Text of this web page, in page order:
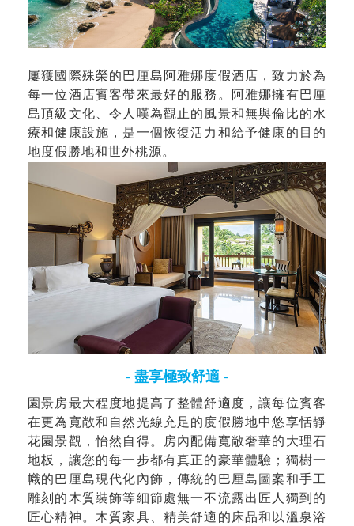
屢獲國際殊榮的巴厘島阿雅娜度假酒店，致力於為
每一位酒店賓客帶來最好的服務。阿雅娜擁有巴厘
島頂級文化、令人嘆為觀止的風景和無與倫比的水
療和健康設施，是一個恢復活力和給予健康的目的
地度假勝地和世外桃源。
- 盡享極致舒適 -
園景房最大程度地提高了整體舒適度，讓每位賓客
在更為寬敞和自然光線充足的度假勝地中悠享恬靜
花園景觀，怡然自得。房內配備寬敞奢華的大理石
地板，讓您的每一步都有真正的豪華體驗；獨樹一
幟的巴厘島現代化內飾，傳統的巴厘島圖案和手工
雕刻的木質裝飾等細節處無一不流露出匠人獨到的
匠心精神。木質家具、精美舒適的床品和以溫泉浴